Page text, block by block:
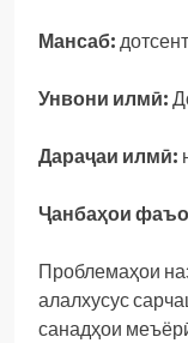
Мансаб:
Унвони илмӣ:
Дараҷаи илмӣ:
Ҷанбаҳои
Проблемаҳои
алалхусус
санадҳои